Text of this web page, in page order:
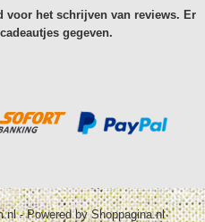
voor het schrijven van reviews. Er
gegeven.
- Powered by Shoppagina.nl